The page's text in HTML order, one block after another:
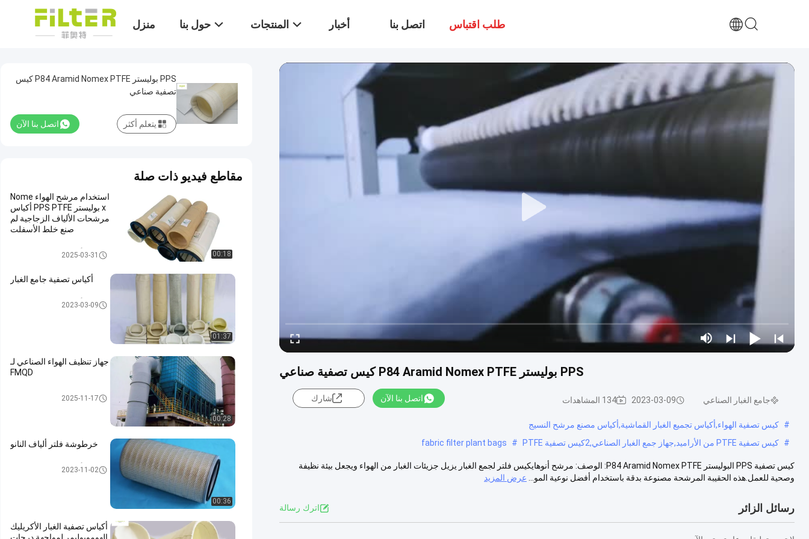
منزل حول بنا المنتجات أخبار اتصل بنا طلب اقتباس
PPS بوليستر P84 Aramid Nomex PTFE كيس تصفية صناعي
جامع الغبار الصناعي 2023-03-09 134 المشاهدات اتصل بنا الآن شارك
# كيس تصفية الهواء,أكياس تجميع الغبار القماشية,أكياس مصنع مرشح النسيج
# كيس تصفية PTFE من الأراميد,جهاز جمع الغبار الصناعي,2كيس تصفية PTFE #
fabric filter plant bags
كيس تصفية PPS البوليستر P84 Aramid Nomex PTFE: الوصف: مرشح أنوهايكيس فلتر لجمع الغبار يزيل جزيئات الغبار من الهواء ويجعل بيئة نظيفة
وصحية للعمل.هذه الحقيبة المرشحة مصنوعة بدقة باستخدام أفضل نوعية المو...
عرض المزيد
رسائل الزائر اترك رسالة
PPS بوليستر P84 Aramid Nomex PTFE كيس
تصفية صناعي
اتصل بنا الآن يتعلم أكثر
مقاطع فيديو ذات صلة
00:18
استخدام مرشح الهواء Nome
x بوليستر PPS PTFE أكياس
مرشحات الألياف الزجاجية لم
صنع خلط الأسفلت
أكياس تصفية جامع الغبار
2025-03-31
01:37
أكياس تصفية جامع الغبار
أكياس تصفية جامع الغبار
2023-03-09
00:28
جهاز تنظيف الهواء الصناعي لـ
FMQD
جامع الغبار الصناعي2025-11-17
00:36
خرطوشة فلتر ألياف النانو
أكياس تصفية جامع الغبار
2023-11-02
أكياس تصفية الغبار الأكريليك